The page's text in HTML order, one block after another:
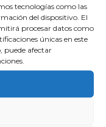
tecnologías como las
del dispositivo. El
procesar datos como
únicas en este
puede afectar
: Ingresos
por
o psicológico